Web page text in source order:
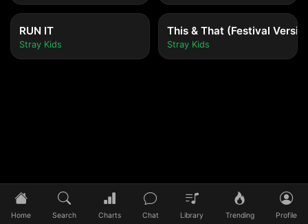
RUN IT
Stray Kids
This & That (Festival
Stray Kids
Home Search Charts Chat Library Trending Profile
0:00/0:00